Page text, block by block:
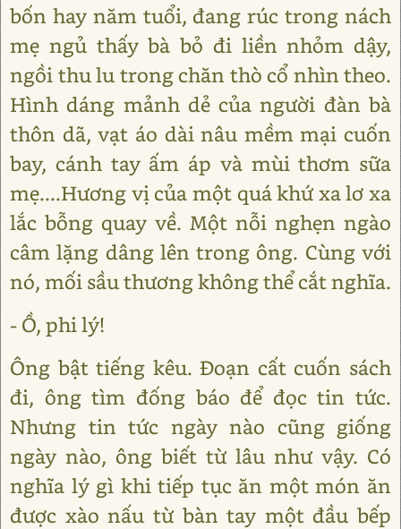
bốn hay năm tuổi, đang rúc trong nách
mẹ ngủ thấy bà bỏ đi liền nhỏm dậy,
ngồi thu lu trong chăn thò cổ nhìn theo.
Hình dáng mảnh dẻ của người đàn bà
thôn dã, vạt áo dài nâu mềm mại cuốn
bay, cánh tay ấm áp và mùi thơm sữa
mẹ....Hương vị của một quá khứ xa lơ xa
lắc bỗng quay về. Một nỗi nghẹn ngào
câm lặng dâng lên trong ông. Cùng với
nó, mối sầu thương không thể cắt nghĩa.
- Ồ, phi lý!
Ông bật tiếng kêu. Đoạn cất cuốn sách
đi, ông tìm đống báo để đọc tin tức.
Nhưng tin tức ngày nào cũng giống
ngày nào, ông biết từ lâu như vậy. Có
nghĩa lý gì khi tiếp tục ăn một món ăn
được xào nấu từ bàn tay một đầu bếp